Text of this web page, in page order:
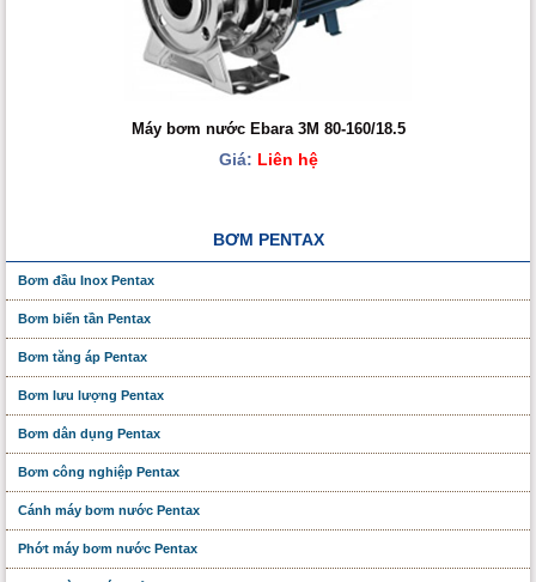
Máy bơm nước Ebara 3M 80-160/18.5
Giá: Liên hệ
BƠM PENTAX
Bơm đầu Inox Pentax
Bơm biến tần Pentax
Bơm tăng áp Pentax
Bơm lưu lượng Pentax
Bơm dân dụng Pentax
Bơm công nghiệp Pentax
Cánh máy bơm nước Pentax
Phớt máy bơm nước Pentax